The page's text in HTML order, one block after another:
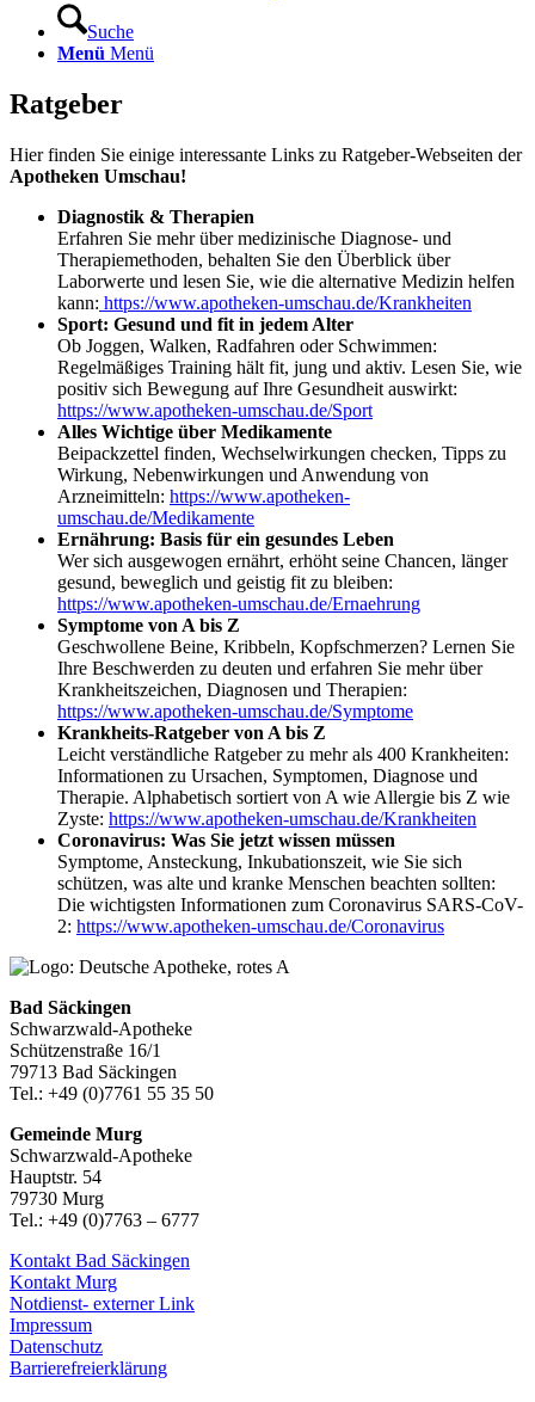
Suche
Menü Menü
Ratgeber
Hier finden Sie einige interessante Links zu Ratgeber-Webseiten der
Apotheken Umschau!
Diagnostik & Therapien
Erfahren Sie mehr über medizinische Diagnose- und
Therapiemethoden, behalten Sie den Überblick über
Laborwerte und lesen Sie, wie die alternative Medizin helfen
kann: https://www.apotheken-umschau.de/Krankheiten
Sport: Gesund und fit in jedem Alter
Ob Joggen, Walken, Radfahren oder Schwimmen:
Regelmäßiges Training hält fit, jung und aktiv. Lesen Sie, wie
positiv sich Bewegung auf Ihre Gesundheit auswirkt:
https://www.apotheken-umschau.de/Sport
Alles Wichtige über Medikamente
Beipackzettel finden, Wechselwirkungen checken, Tipps zu
Wirkung, Nebenwirkungen und Anwendung von
Arzneimitteln: https://www.apotheken-
umschau.de/Medikamente
Ernährung: Basis für ein gesundes Leben
Wer sich ausgewogen ernährt, erhöht seine Chancen, länger
gesund, beweglich und geistig fit zu bleiben:
https://www.apotheken-umschau.de/Ernaehrung
Symptome von A bis Z
Geschwollene Beine, Kribbeln, Kopfschmerzen? Lernen Sie
Ihre Beschwerden zu deuten und erfahren Sie mehr über
Krankheitszeichen, Diagnosen und Therapien:
https://www.apotheken-umschau.de/Symptome
Krankheits-Ratgeber von A bis Z
Leicht verständliche Ratgeber zu mehr als 400 Krankheiten:
Informationen zu Ursachen, Symptomen, Diagnose und
Therapie. Alphabetisch sortiert von A wie Allergie bis Z wie
Zyste: https://www.apotheken-umschau.de/Krankheiten
Coronavirus: Was Sie jetzt wissen müssen
Symptome, Ansteckung, Inkubationszeit, wie Sie sich
schützen, was alte und kranke Menschen beachten sollten:
Die wichtigsten Informationen zum Coronavirus SARS-CoV-
2: https://www.apotheken-umschau.de/Coronavirus
Bad Säckingen
Schwarzwald-Apotheke
Schützenstraße 16/1
79713 Bad Säckingen
Tel.: +49 (0)7761 55 35 50
Gemeinde Murg
Schwarzwald-Apotheke
Hauptstr. 54
79730 Murg
Tel.: +49 (0)7763 – 6777
Kontakt Bad Säckingen
Kontakt Murg
Notdienst- externer Link
Impressum
Datenschutz
Barrierefreierklärung